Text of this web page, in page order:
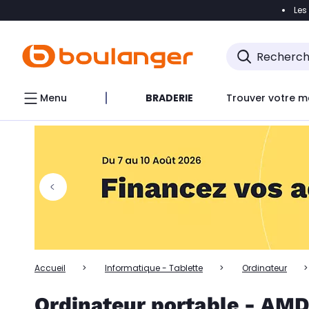
Accéder
Accéder directement au chatbot
Menu BRADERIE Trouver votre
Accueil Informatique - Tablette Ordinateur